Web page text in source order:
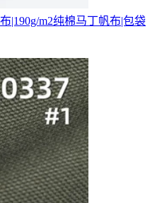
|190g/m2纯棉马丁帆布|包袋